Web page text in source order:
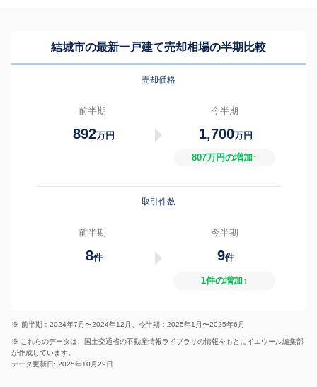
結城市の最新一戸建て売却相場の半期比較
売却価格
前半期
892万円
今半期
1,700万円
807万円の増加↑
取引件数
前半期
8件
今半期
9件
1件の増加↑
※ 前半期：2024年7月〜2024年12月、今半期：2025年1月〜2025年6月
※ これらのデータは、国土交通省の不動産情報ライブラリの情報をもとにイエウール編集部
が作成しています。
データ更新日: 2025年10月29日